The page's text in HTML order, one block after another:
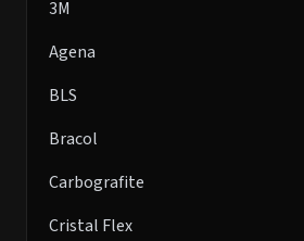
3M
Agena
BLS
Bracol
Carbografite
Cristal Flex